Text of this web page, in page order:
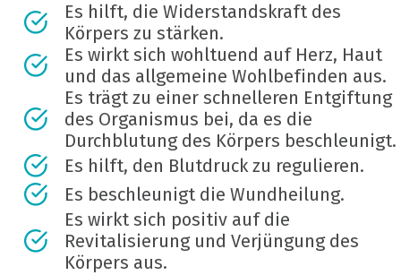
Es hilft, die Widerstandskraft des
Körpers zu stärken.
Es wirkt sich wohltuend auf Herz, Haut
und das allgemeine Wohlbefinden aus.
Es trägt zu einer schnelleren Entgiftung
des Organismus bei, da es die
Durchblutung des Körpers beschleunigt.
Es hilft, den Blutdruck zu regulieren.
Es beschleunigt die Wundheilung.
Es wirkt sich positiv auf die
Revitalisierung und Verjüngung des
Körpers aus.